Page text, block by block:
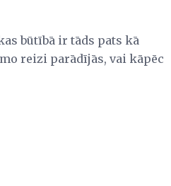
būtībā ir tāds pats kā
reizi parādījās, vai kāpēc